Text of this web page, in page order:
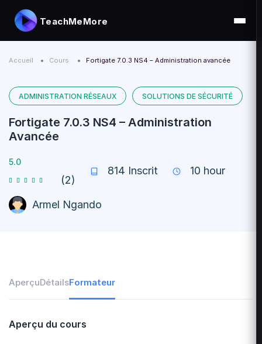
TeachMeMore
Accueil Cours Fortigate 7.0.3 NS4 – Administration avancée
ADMINISTRATION RÉSEAUX SOLUTIONS DE SÉCURITÉ
Fortigate 7.0.3 NS4 – Administration
Avancée
5.0
(2)
814 Inscrit 10 hour
Armel Ngando
AperçuDétailsFormateur
Aperçu du cours